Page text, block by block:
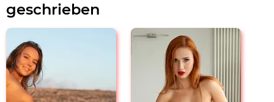
geschrieben